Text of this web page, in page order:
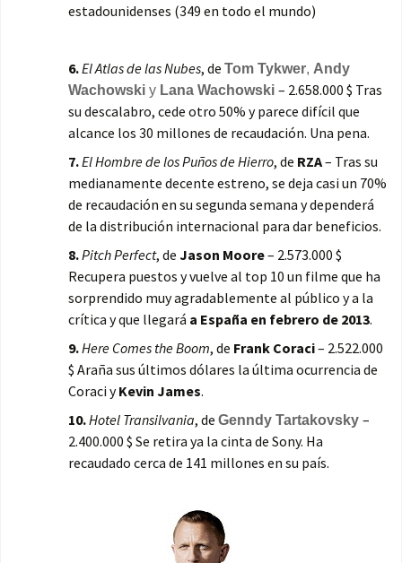
estadounidenses (349 en todo el mundo)
6.El Atlas de las Nubes, de Tom Tykwer, Andy
Wachowski y Lana Wachowski – 2.658.000 $ Tras
su descalabro, cede otro 50% y parece difícil que
alcance los 30 millones de recaudación. Una pena.
7.El Hombre de los Puños de Hierro, de RZA– Tras su
medianamente decente estreno, se deja casi un 70%
de recaudación en su segunda semana y dependerá
de la distribución internacional para dar beneficios.
8.Pitch Perfect, de Jason Moore– 2.573.000 $
Recupera puestos y vuelve al top 10 un filme que ha
sorprendido muy agradablemente al público y a la
crítica y que llegará a España en febrero de 2013.
9.Here Comes the Boom, de Frank Coraci– 2.522.000
$ Araña sus últimos dólares la última ocurrencia de
Coraci yKevin James.
10.Hotel Transilvania, de Genndy Tartakovsky –
2.400.000 $ Se retira ya la cinta de Sony. Ha
recaudado cerca de 141 millones en su país.